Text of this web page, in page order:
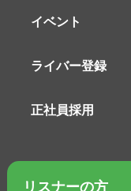
イベント
ライバー登録
正社員採用
リスナーの方